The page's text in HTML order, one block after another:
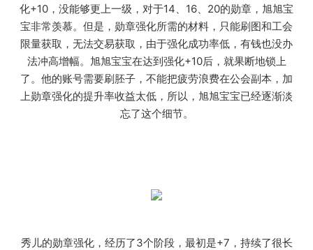
化+10，没能够更上一级，对于14、16、20的勋章，旭旭宝
宝非常羡慕。但是，勋章强化所需的材料，只能刷图和工会
限量获取，无法交易获取，由于强化成功率低，有钱也没办
法冲高增幅。旭旭宝宝在达到强化+10后，就果断地锁上
了。他的账号需要刷胚子，不能把疲劳浪费在公会副本，加
上勋章强化的提升率收益太低，所以，旭旭宝宝已经逐渐淡
忘了这个细节。
秀儿的勋章强化，经历了3个阶段，最初是+7，持续了很长